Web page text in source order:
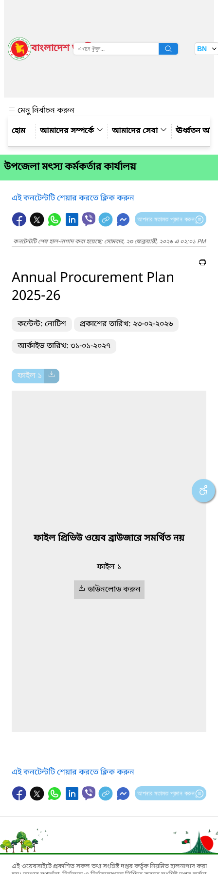
বাংলাদেশ জাতীয় তথ্য বাতায়ন BN
মেনু নির্বাচন করুন
আমাদের সম্পর্কে
আমাদের সেবা ঊর্ধ্বতন
উপজেলা মৎস্য কর্মকর্তার কার্যালয়
এই কনটেন্টটি শেয়ার করতে ক্লিক করুন
আপনার মতামত প্রদান করুন
কনটেন্টটি শেষ হাল-নাগাদ করা হয়েছে: সোমবার, ২৩ ফেব্রুয়ারী, ২০২৬ এ ০২:০১ PM
Annual Procurement Plan
2025-26
কন্টেন্ট: নোটিশ প্রকাশের তারিখ: ২৩-০২-২০২৬
আর্কাইভ তারিখ: ৩১-০১-২০২৭
ফাইল ১
ফাইল প্রিভিউ ওয়েব ব্রাউজারে সমর্থিত নয়
ফাইল ১
ডাউনলোড করুন
এই কনটেন্টটি শেয়ার করতে ক্লিক করুন
আপনার মতামত প্রদান করুন
এই ওয়েবসাইটে প্রকাশিত সকল তথ্য সংশ্লিষ্ট দপ্তর কর্তৃক নিয়মিত হালনাগাদ করা